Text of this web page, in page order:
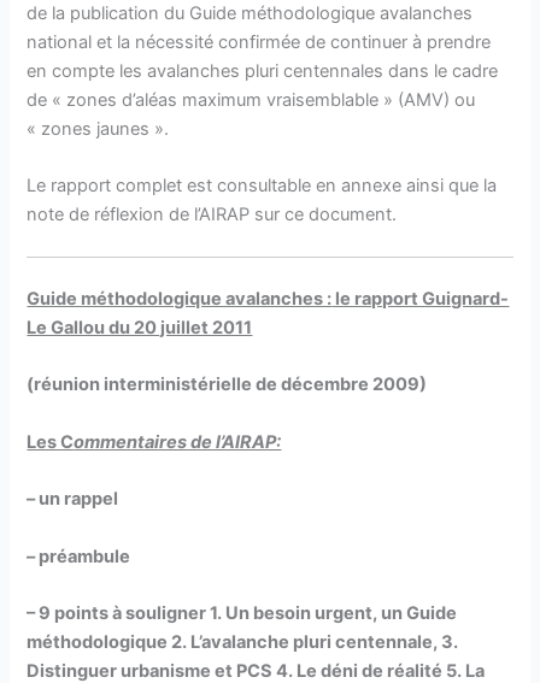
de la publication du Guide méthodologique avalanches
national et la nécessité confirmée de continuer à prendre
en compte les avalanches pluri centennales dans le cadre
de « zones d’aléas maximum vraisemblable » (AMV) ou
« zones jaunes ».
Le rapport complet est consultable en annexe ainsi que la
note de réflexion de l’AIRAP sur ce document.
Guide méthodologique avalanches : le rapport Guignard-
Le Gallou du 20 juillet 2011
(réunion interministérielle de décembre 2009)
Les Commentaires de l’AIRAP:
– un rappel
– préambule
– 9 points à souligner1. Un besoin urgent, un Guide
méthodologique 2. L’avalanche pluri centennale, 3.
Distinguer urbanisme et PCS4. Le déni de réalité 5. La